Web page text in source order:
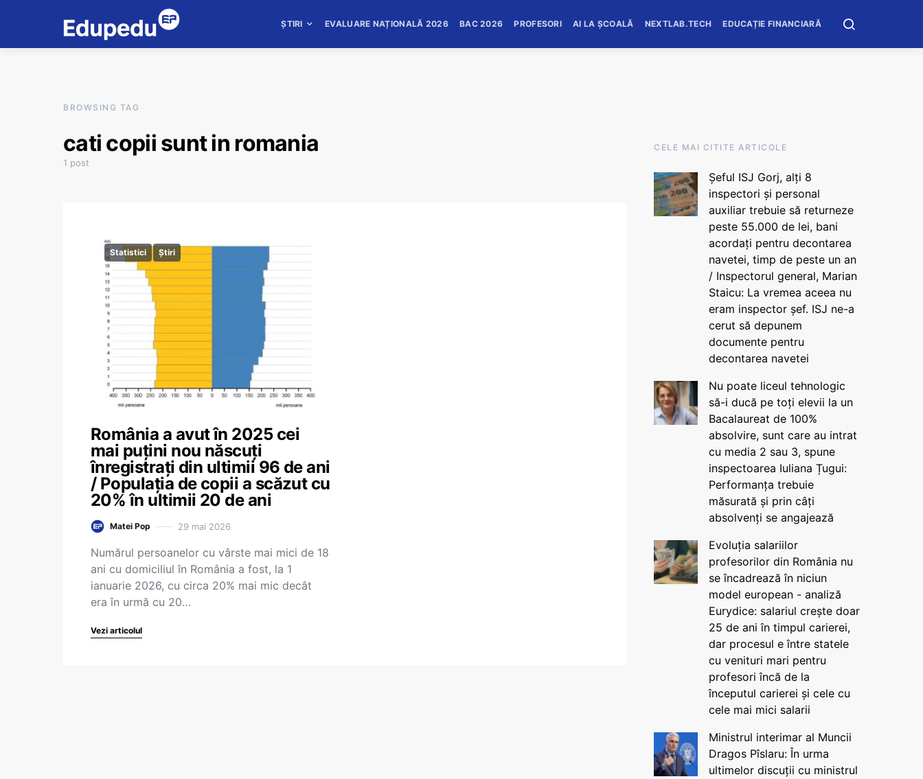
ȘTIRI EVALUARE NAȚIONALĂ 2026 BAC 2026 PROFESORI AI LA ȘCOALĂ NEXTLAB.TECH EDUCAȚIE FINANCIARĂ
BROWSING TAG
cati copii sunt in romania
1 post
Statistici Știri
România a avut în 2025 cei
mai puțini nou născuți
înregistrați din ultimii 96 de ani
/ Populația de copii a scăzut cu
20% în ultimii 20 de ani
Matei Pop 29 mai 2026
Numărul persoanelor cu vârste mai mici de 18
ani cu domiciliul în România a fost, la 1
ianuarie 2026, cu circa 20% mai mic decât
era în urmă cu 20…
Vezi articolul
CELE MAI CITITE ARTICOLE
Șeful ISJ Gorj, alți 8
inspectori și personal
auxiliar trebuie să returneze
peste 55.000 de lei, bani
acordați pentru decontarea
navetei, timp de peste un an
/ Inspectorul general, Marian
Staicu: La vremea aceea nu
eram inspector șef. ISJ ne-a
cerut să depunem
documente pentru
decontarea navetei
Nu poate liceul tehnologic
să-i ducă pe toți elevii la un
Bacalaureat de 100%
absolvire, sunt care au intrat
cu media 2 sau 3, spune
inspectoarea Iuliana Țugui:
Performanța trebuie
măsurată și prin câți
absolvenți se angajează
Evoluția salariilor
profesorilor din România nu
se încadrează în niciun
model european - analiză
Eurydice: salariul crește doar
25 de ani în timpul carierei,
dar procesul e între statele
cu venituri mari pentru
profesori încă de la
începutul carierei și cele cu
cele mai mici salarii
Ministrul interimar al Muncii
Dragos Pîslaru: În urma
ultimelor discuții cu ministrul